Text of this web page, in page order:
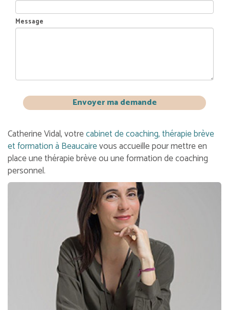
Message
Envoyer ma demande
Catherine Vidal, votrecabinet de coaching, thérapie brève
et formation à Beaucairevous accueille pour mettre en
place une thérapie brève ou une formation de coaching
personnel.